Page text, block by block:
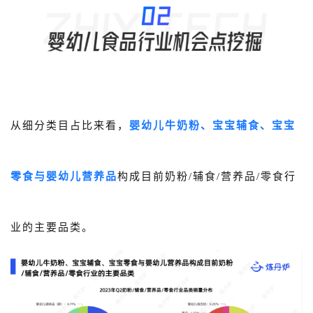
从细分类目占比来看， 婴幼儿牛奶粉、宝宝辅食、宝宝
零食与婴幼儿营养品构成目前奶粉/辅食/营养品/零食行
业的主要品类。